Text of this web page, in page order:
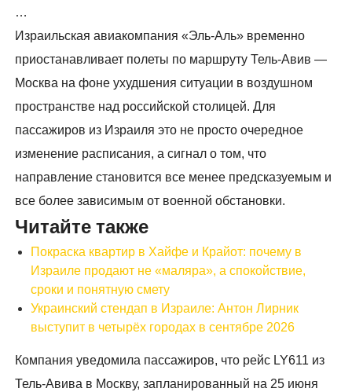
…
Израильская авиакомпания «Эль-Аль» временно
приостанавливает полеты по маршруту Тель-Авив —
Москва на фоне ухудшения ситуации в воздушном
пространстве над российской столицей. Для
пассажиров из Израиля это не просто очередное
изменение расписания, а сигнал о том, что
направление становится все менее предсказуемым и
все более зависимым от военной обстановки.
Читайте также
Покраска квартир в Хайфе и Крайот: почему в
Израиле продают не «маляра», а спокойствие,
сроки и понятную смету
Украинский стендап в Израиле: Антон Лирник
выступит в четырёх городах в сентябре 2026
Компания уведомила пассажиров, что рейс LY611 из
Тель-Авива в Москву, запланированный на 25 июня